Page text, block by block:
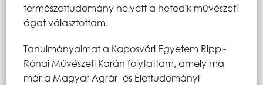
természettudomány helyett a hetedik művészeti
ágat választottam.
Tanulmányaimat a Kaposvári Egyetem Rippl-
Rónai Művészeti Karán folytattam, amely ma
már a Magyar Agrár- és Élettudományi